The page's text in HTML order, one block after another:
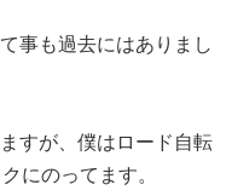
事も過去にはありまし
すが、僕はロード自転
にのってます。